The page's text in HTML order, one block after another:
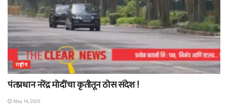
राष्ट्रीय
पंतप्रधान नरेंद्र मोदींचा कृतीतून ठोस संदेश !
May 14, 2026